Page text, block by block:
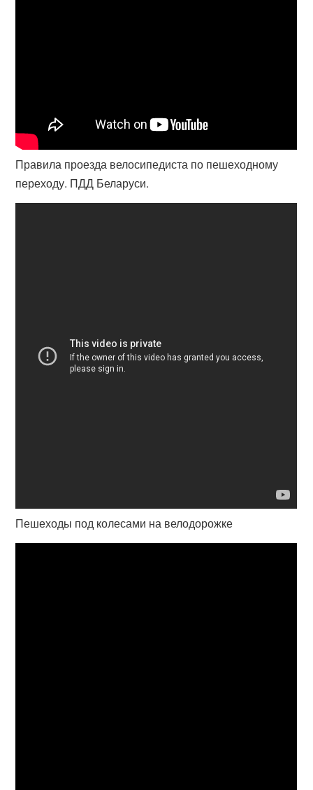
Правила проезда велосипедиста по пешеходному
переходу. ПДД Беларуси.
Пешеходы под колесами на велодорожке